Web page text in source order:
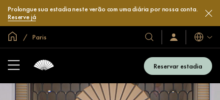
Prolongue sua estadia neste verão com uma diária por nossa conta.
Reserve já
Site global
Paris
Nossos
hotéis
e
resorts
Login/Inscreva-
se
Idiomas
Reservar estadia